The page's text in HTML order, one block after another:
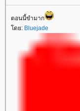
ตอนนี้ขำมาก
ดย: Bluejade